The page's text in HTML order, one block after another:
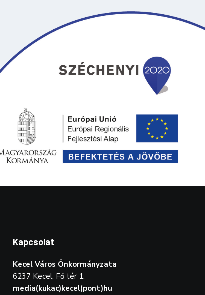
Kapcsolat
Kecel Város Önkormányzata
6237 Kecel, Fő tér 1.
media(kukac)kecel(pont)hu